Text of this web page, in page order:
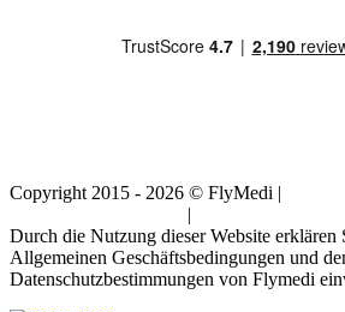
Copyright 2015 - 2026 © FlyMedi |
|
Durch die Nutzung dieser Website erklären
Allgemeinen Geschäftsbedingungen und
Datenschutzbestimmungen von Flymedi